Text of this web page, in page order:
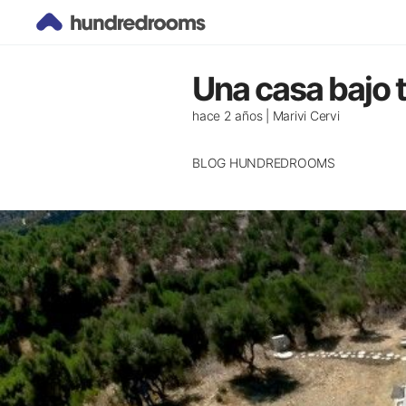
Descubre, viaja y
disfruta con
Hundredrooms
Una casa bajo
hace 2 años | Marivi Cervi
BLOG HUNDREDROOMS